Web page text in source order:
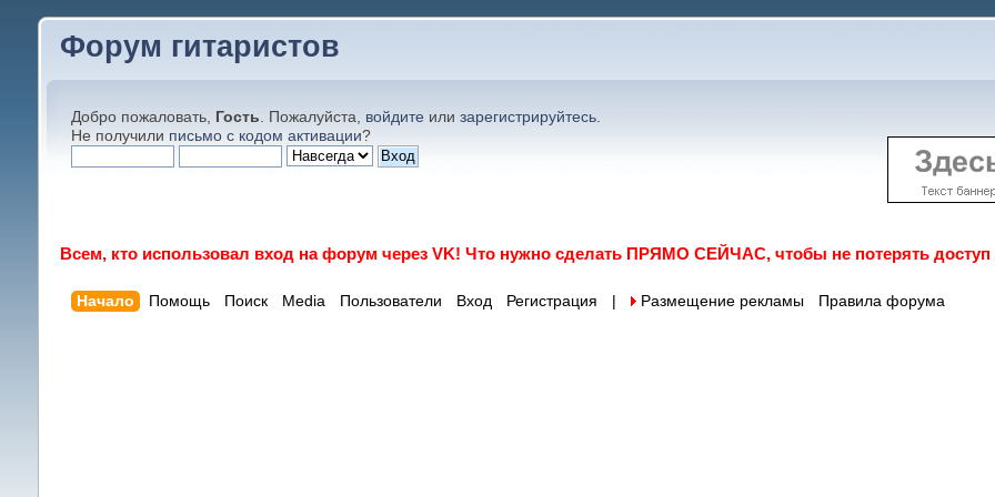
Форум гитаристов
Добро пожаловать, Гость. Пожалуйста, войдитеили зарегистрируйтесь.
Не получили письмо с кодом активации?
Всем, кто использовал вход на форум через VK! Что нужно сделать ПРЯМО СЕЙЧАС, чтобы не потерять доступ
Начало Помощь Поиск Media Пользователи Вход Регистрация Размещение рекламы Правила форума